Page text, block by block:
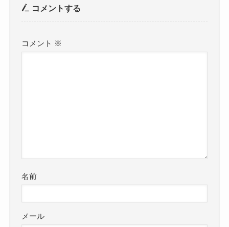
コメントする
コメント ※
名前
メール